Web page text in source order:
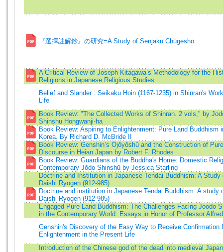
『選擇註解鈔』の研究=A Study of Senjaku Chūgeshō
A Critical Review of Joseph Kitagawa’s Methodology for the
Religions in Japanese Religious Studies
Belief and Slander : Seikaku Hoin (1167-1235) in Shinran's
Life
Book Review: "The Collected Works of Shinran. 2 vols," by
Shinshu Hongwanji-ha
Book Review: Aspiring to Enlightenment: Pure Land Buddhism
Korea. By Richard D. McBride II
Book Review: Genshin’s Ōjōyōshū and the Construction of
Discourse in Heian Japan by Robert F. Rhodes
Book Review: Guardians of the Buddha's Home: Domestic
Contemporary Jōdo Shinshū by Jessica Starling
Doctrine and Institution in Japanese Tendai Buddhism: A Study
Daishi Ryogen (912-985)
Doctrine and institution in Japanese Tendai Buddhism: A study
Daishi Ryogen (912-985)
Engaged Pure Land Buddhism: The Challenges Facing Joodo-
in the Contemporary World: Essays in Honor of Professor
Genshin's Discovery of the Easy Way to Receive Confirmation
Enlightenment in the Present Life
Introduction of the Chinese god of the dead into medieval